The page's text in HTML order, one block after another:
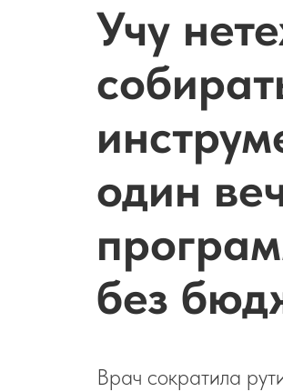
Учу
один
без
Врач сократила